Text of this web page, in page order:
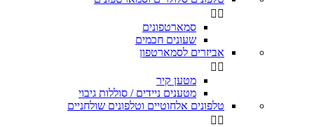
 
סמארטפונים
שעונים חכמים
אביזרים לסמארטפון
 
מטען קיר
מטענים ניידים / סוללות גיבוי
טלפונים אלחוטיים וטלפונים שולחניים
 